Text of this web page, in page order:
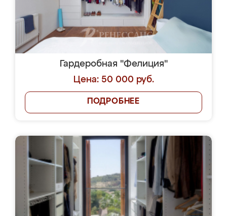
Гардеробная "Фелиция"
Цена: 50 000 руб.
ПОДРОБНЕЕ